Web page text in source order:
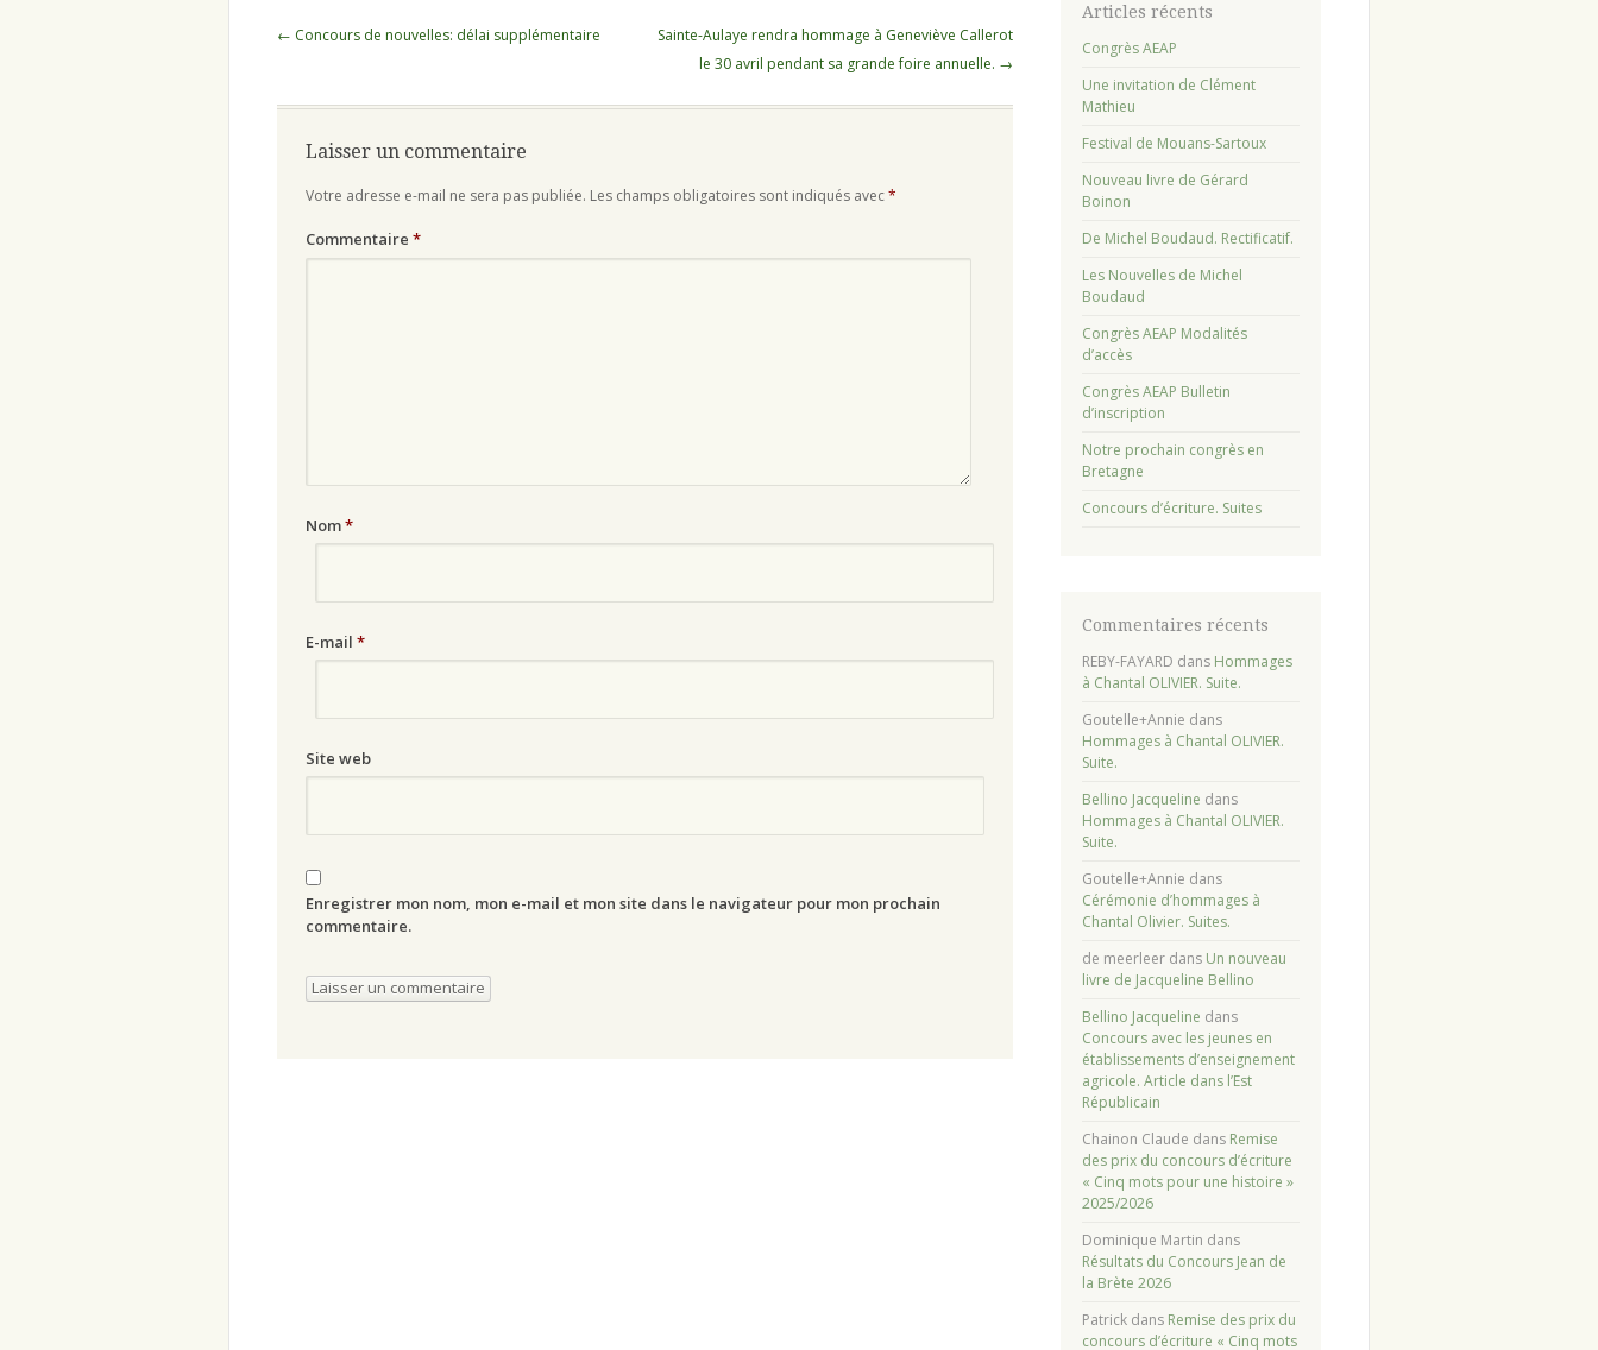
Navigation des articles
← Concours de nouvelles: délai supplémentaire
Sainte-Aulaye rendra hommage à Geneviève Callerot
le 30 avril pendant sa grande foire annuelle. →
Laisser un commentaire
Votre adresse e-mail ne sera pas publiée. Les champs obligatoires sont indiqués avec*
Commentaire *
Nom*
E-mail *
Site web
Enregistrer mon nom, mon e-mail et mon site dans le navigateur pour mon prochain
commentaire.
Articles récents
Congrès AEAP
Une invitation de Clément
Mathieu
Festival de Mouans-Sartoux
Nouveau livre de Gérard
Boinon
De Michel Boudaud. Rectificatif.
Les Nouvelles de Michel
Boudaud
Congrès AEAP Modalités
d’accès
Congrès AEAP Bulletin
d’inscription
Notre prochain congrès en
Bretagne
Concours d’écriture. Suites
Commentaires récents
REBY-FAYARD dans Hommages
à Chantal OLIVIER. Suite.
Goutelle+Annie dans
Hommages à Chantal OLIVIER.
Suite.
Bellino Jacqueline dans
Hommages à Chantal OLIVIER.
Suite.
Goutelle+Annie dans
Cérémonie d’hommages à
Chantal Olivier. Suites.
de meerleerdans Un nouveau
livre de Jacqueline Bellino
Bellino Jacqueline dans
Concours avec les jeunes en
établissements d’enseignement
agricole. Article dans l’Est
Républicain
Chainon Claude dans Remise
des prix du concours d’écriture
« Cinq mots pour une histoire »
2025/2026
Dominique Martin dans
Résultats du Concours Jean de
la Brète 2026
Patrickdans Remise des prix du
concours d’écriture « Cinq mots